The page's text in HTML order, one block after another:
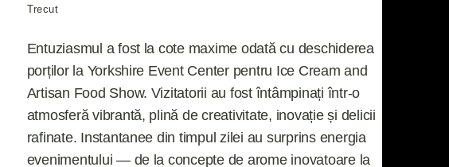
Trecut
Entuziasmul a fost la cote maxime odată cu deschiderea
porților la Yorkshire Event Center pentru Ice Cream and
Artisan Food Show. Vizitatorii au fost întâmpinați într-o
atmosferă vibrantă, plină de creativitate, inovație și delicii
rafinate. Instantanee din timpul zilei au surprins energia
evenimentului — de la concepte de arome inovatoare la